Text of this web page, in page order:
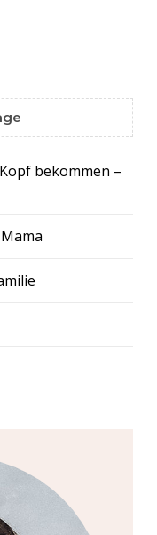
bekommen –